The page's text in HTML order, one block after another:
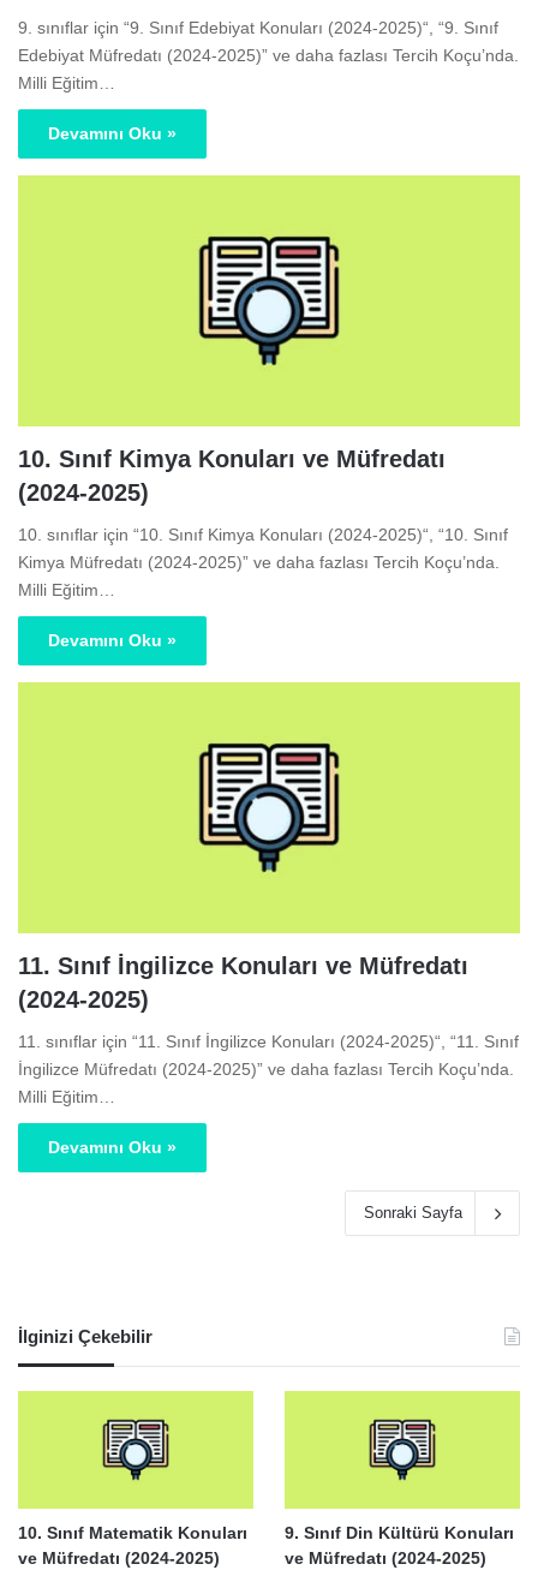
9. sınıflar için “9. Sınıf Edebiyat Konuları (2024-2025)“, “9. Sınıf
Edebiyat Müfredatı (2024-2025)” ve daha fazlası Tercih Koçu’nda.
Milli Eğitim…
Devamını Oku »
10. Sınıf Kimya Konuları ve Müfredatı
(2024-2025)
10. sınıflar için “10. Sınıf Kimya Konuları (2024-2025)“, “10. Sınıf
Kimya Müfredatı (2024-2025)” ve daha fazlası Tercih Koçu’nda.
Milli Eğitim…
Devamını Oku »
11. Sınıf İngilizce Konuları ve Müfredatı
(2024-2025)
11. sınıflar için “11. Sınıf İngilizce Konuları (2024-2025)“, “11. Sınıf
İngilizce Müfredatı (2024-2025)” ve daha fazlası Tercih Koçu’nda.
Milli Eğitim…
Devamını Oku »
Sonraki Sayfa
İlginizi Çekebilir
10. Sınıf Matematik Konuları
ve Müfredatı (2024-2025)
9. Sınıf Din Kültürü Konuları
ve Müfredatı (2024-2025)